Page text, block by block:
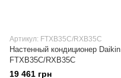
Артикул: FTXB35C/RXB35C
Настенный кондиционер Daikin
FTXB35C/RXB35C
19 461 грн